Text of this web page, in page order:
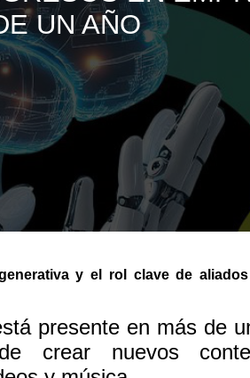
UN AÑO
y el rol clave de
presente en más de
crear nuevos